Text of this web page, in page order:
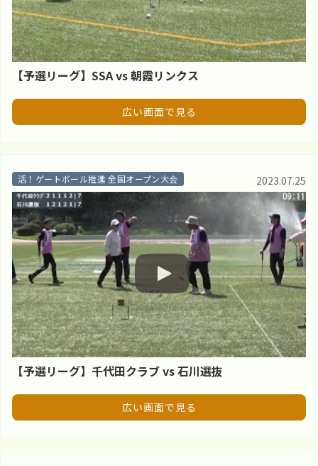
【予選リーグ】SSA vs 朝霞リンクス
広い画面で見る
活！ゲートボール推進 全国オープン大会
【予選リーグ】千代田クラブ vs 石川選抜
2023.07.25
広い画面で見る